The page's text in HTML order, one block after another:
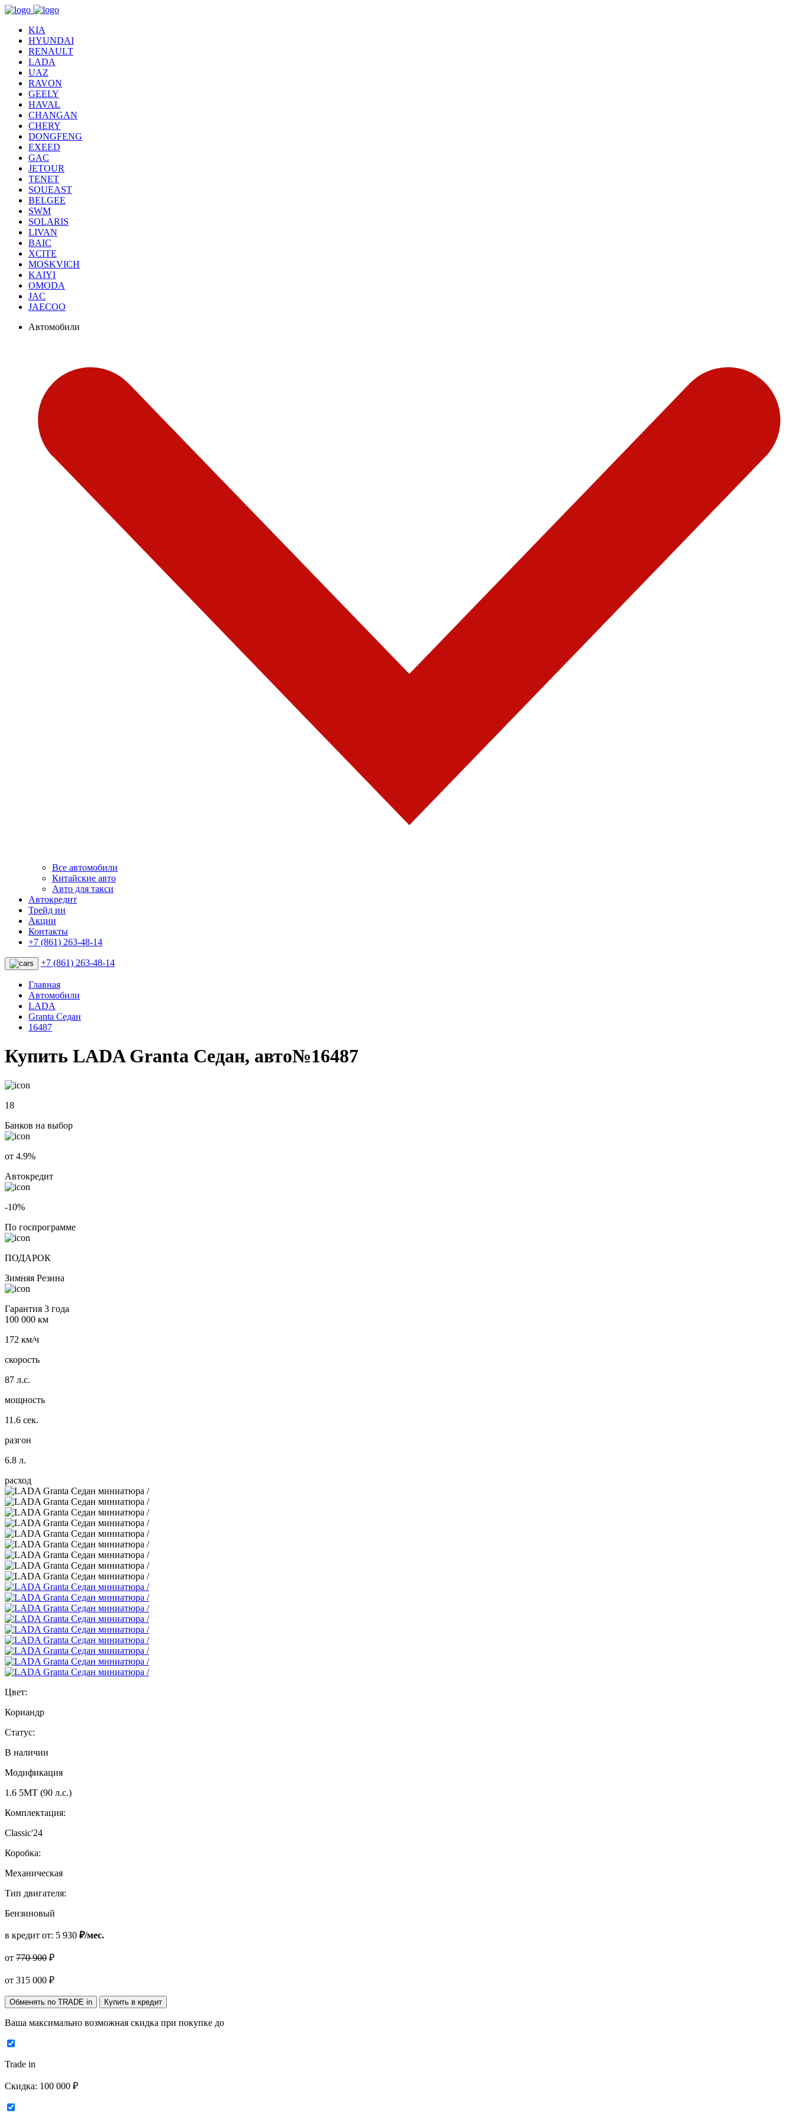
KIA
HYUNDAI
RENAULT
LADA
UAZ
RAVON
GEELY
HAVAL
CHANGAN
CHERY
DONGFENG
EXEED
GAC
JETOUR
TENET
SOUEAST
BELGEE
SWM
SOLARIS
LIVAN
BAIC
XCITE
MOSKVICH
KAIYI
OMODA
JAC
JAECOO
Автомобили
Все автомобили
Китайские авто
Авто для такси
Автокредит
Трейд ин
Акции
Контакты
+7 (861) 263-48-14
+7 (861) 263-48-14
Главная
Автомобили
LADA
Granta Седан
16487
Купить LADA Granta Седан, авто№16487
18
Банков на выбор
от 4.9%
Автокредит
-10%
По госпрограмме
ПОДАРОК
Зимняя Резина
Гарантия 3 года
100 000 км
172 км/ч
скорость
87 л.с.
мощность
11.6 сек.
разгон
6.8 л.
расход
Цвет:
Кориандр
Статус:
В наличии
Модификация
1.6 5МТ (90 л.с.)
Комплектация:
Classic'24
Коробка:
Механическая
Тип двигателя:
Бензиновый
в кредит от: 5 930 ₽/мес.
от 770 900 ₽
от 315 000 ₽
Обменять по TRADE in Купить в кредит
Ваша максимально возможная скидка при покупке до
Trade in
Скидка: 100 000 ₽